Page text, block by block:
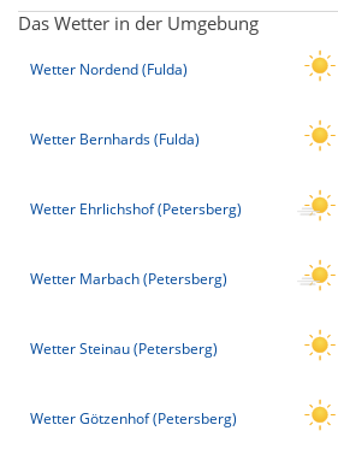
Das Wetter in der Umgebung
Wetter Nordend (Fulda)
Wetter Bernhards (Fulda)
Wetter Ehrlichshof (Petersberg)
Wetter Marbach (Petersberg)
Wetter Steinau (Petersberg)
Wetter Götzenhof (Petersberg)